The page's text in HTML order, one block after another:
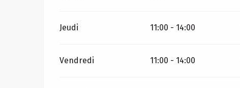
Jeudi 11:00 - 14:00
Vendredi 11:00 - 14:00